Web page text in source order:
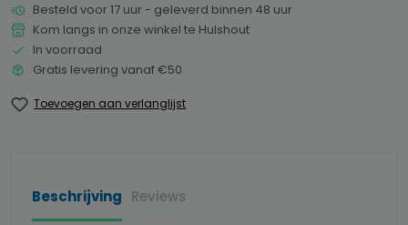
Besteld voor 17 uur - geleverd binnen 48 uur
Kom langs in onze winkel te Hulshout
In voorraad
Gratis levering vanaf €50
Toevoegen aan verlanglijst
Beschrijving Reviews